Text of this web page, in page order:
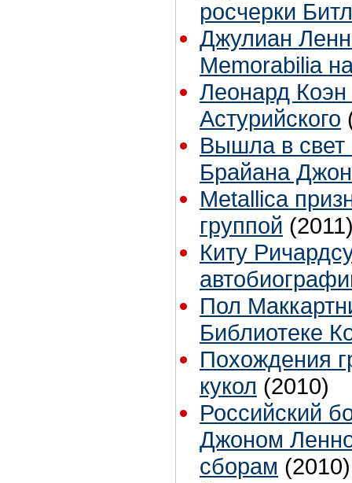
росчерки
Джулиан
Memorabilia
Леонард
Астурийского
Вышла в свет
Брайана
Metallica
группой
Киту
Пол
Библиотеке
Похождения
кукол (2010)
Российский
Джоном
сборам (2010)